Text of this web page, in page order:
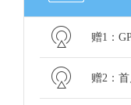
赠1：
赠2：